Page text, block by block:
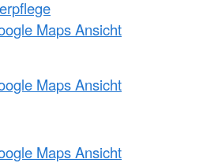
Maps Ansicht
Maps Ansicht
Maps Ansicht